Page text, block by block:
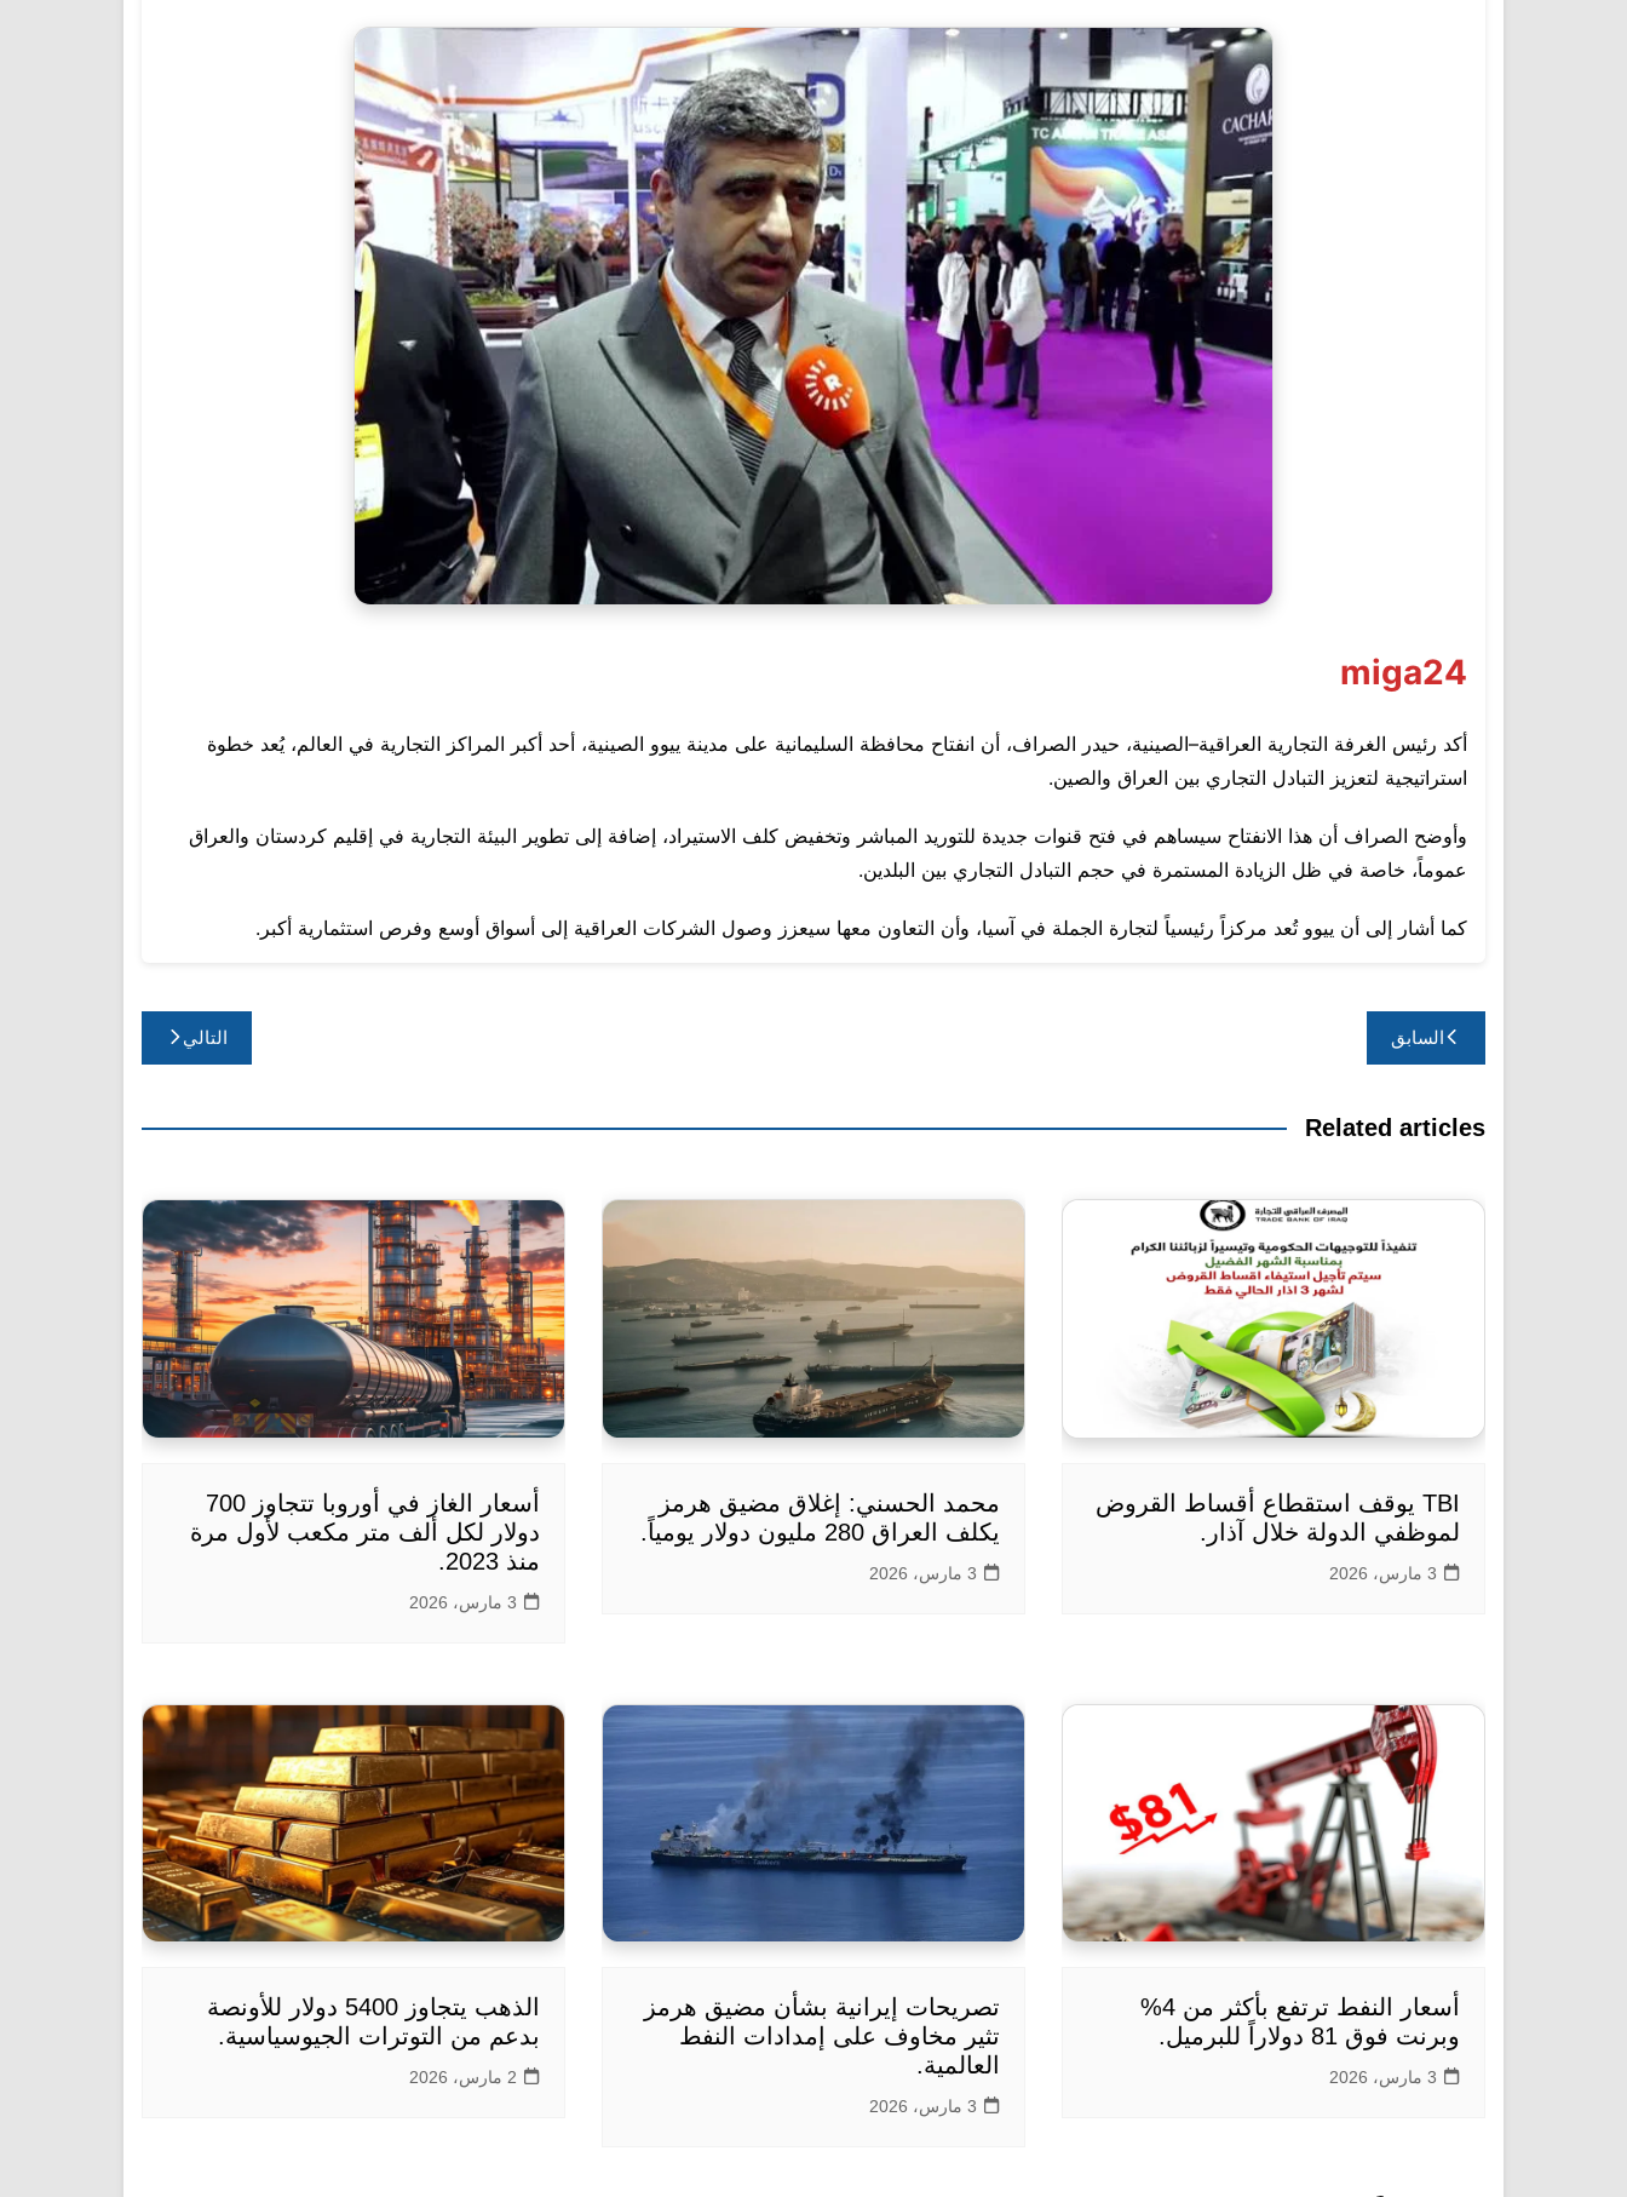
المؤتمرات والمشاريع
miga24
أكد رئيس الغرفة التجارية العراقية–الصينية، حيدر الصراف، أن انفتاح محافظة السليمانية على مدينة ييوو الصينية، أحد أكبر المراكز التجارية في العالم، يُعد خطوة
استراتيجية لتعزيز التبادل التجاري بين العراق والصين.
وأوضح الصراف أن هذا الانفتاح سيساهم في فتح قنوات جديدة للتوريد المباشر وتخفيض كلف الاستيراد، إضافة إلى تطوير البيئة التجارية في إقليم كردستان والعراق
عموماً، خاصة في ظل الزيادة المستمرة في حجم التبادل التجاري بين البلدين.
كما أشار إلى أن ييوو تُعد مركزاً رئيسياً لتجارة الجملة في آسيا، وأن التعاون معها سيعزز وصول الشركات العراقية إلى أسواق أوسع وفرص استثمارية أكبر.
تصفّح
المقالات
السابق التالي
Related articles
TBI يوقف استقطاع أقساط القروض
لموظفي الدولة خلال آذار.
3 مارس، 2026
محمد الحسني: إغلاق مضيق هرمز
يكلف العراق 280 مليون دولار يومياً.
3 مارس، 2026
أسعار الغاز في أوروبا تتجاوز 700
دولار لكل ألف متر مكعب لأول مرة
منذ 2023.
3 مارس، 2026
أسعار النفط ترتفع بأكثر من 4%
وبرنت فوق 81 دولاراً للبرميل.
3 مارس، 2026
تصريحات إيرانية بشأن مضيق هرمز
تثير مخاوف على إمدادات النفط
العالمية.
3 مارس، 2026
الذهب يتجاوز 5400 دولار للأونصة
بدعم من التوترات الجيوسياسية.
2 مارس، 2026